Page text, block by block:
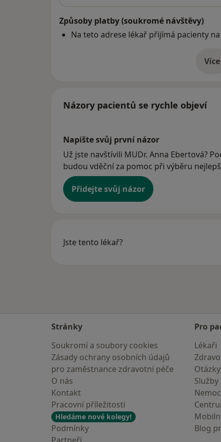
Způsoby platby (soukromé návštěvy)
Na teto adrese lékař přijímá pacienty
Více
o
Názory pacientů se rychle objeví
Napište svůj první názor
Už jste navštívili MUDr. Anna Ebertová?
budou vděční za pomoc při výběru
Přidejte svůj názor
Jste tento lékař?
Stránky
Soukromí a soubory cookies
Zásady ochrany osobních údajů
pro zaměstnance zdravotní péče
O nás
Kontakt
Pracovní příležitosti
Hledáme nové kolegy!
Podmínky
Pro
Lékaři
Služby
Blog